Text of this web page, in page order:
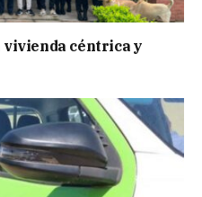
vivienda céntrica y